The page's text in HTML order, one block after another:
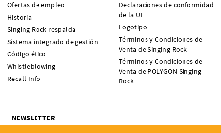
Ofertas de empleo
Historia
Singing Rock respalda
Sistema integrado de gestión
Código ético
Whistleblowing
Recall Info
Declaraciones de conformidad
de la UE
Logotipo
Términos y Condiciones de
Venta de Singing Rock
Términos y Condiciones de
Venta de POLYGON Singing
Rock
NEWSLETTER